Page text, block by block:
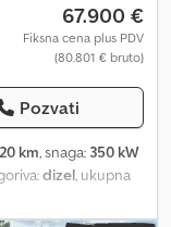
67.900 €
Fiksna cena plus PDV
(80.801 € bruto)
Pozvati
km, snaga: 350 kW
dizel, ukupna
, boja:bela, tip